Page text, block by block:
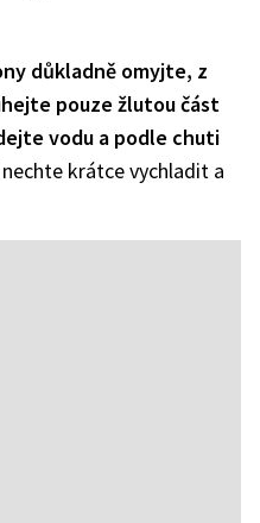
důkladně omyjte, z
pouze žlutou část
vodu a podle chuti
krátce vychladit a